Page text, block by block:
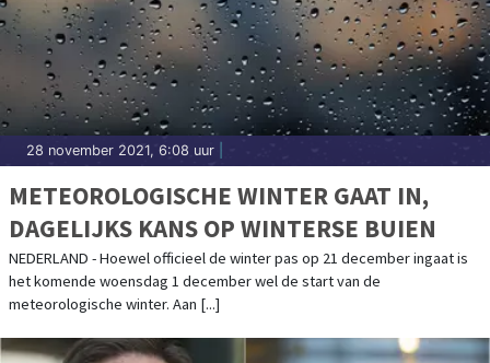
28 november 2021, 6:08 uur
METEOROLOGISCHE WINTER GAAT IN,
DAGELIJKS KANS OP WINTERSE BUIEN
NEDERLAND - Hoewel officieel de winter pas op 21 december ingaat is
het komende woensdag 1 december wel de start van de
meteorologische winter. Aan [...]